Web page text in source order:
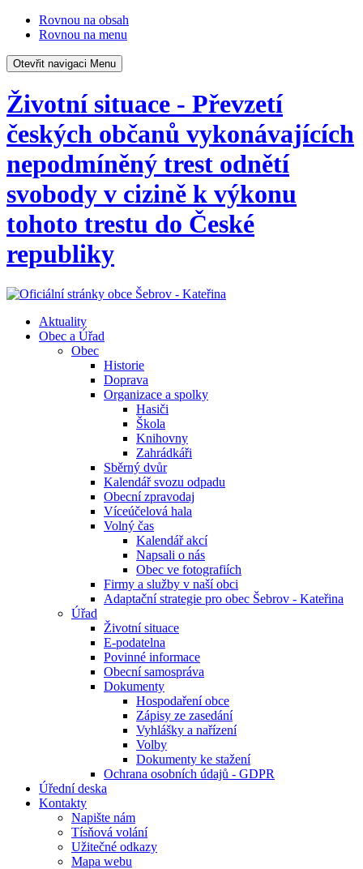
Rovnou na obsah
Rovnou na menu
Otevřit navigaci Menu
Životní situace - Převzetí
českých občanů vykonávajících
nepodmíněný trest odnětí
svobody v cizině k výkonu
tohoto trestu do České
republiky
Aktuality
Obec a Úřad
Obec
Historie
Doprava
Organizace a spolky
Hasiči
Škola
Knihovny
Zahrádkáři
Sběrný dvůr
Kalendář svozu odpadu
Obecní zpravodaj
Víceúčelová hala
Volný čas
Kalendář akcí
Napsali o nás
Obec ve fotografiích
Firmy a služby v naší obci
Adaptační strategie pro obec Šebrov - Kateřina
Úřad
Životní situace
E-podatelna
Povinné informace
Obecní samospráva
Dokumenty
Hospodaření obce
Zápisy ze zasedání
Vyhlášky a nařízení
Volby
Dokumenty ke stažení
Ochrana osobních údajů - GDPR
Úřední deska
Kontakty
Napište nám
Tísňová volání
Užitečné odkazy
Mapa webu